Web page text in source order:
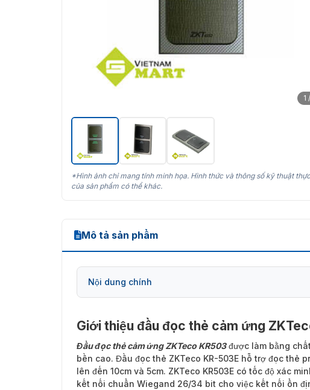
1
*Hình ảnh chỉ mang tính minh họa. Hình thức và thông số kỹ thuật
của sản phẩm có thể khác.
Mô tả sản phẩm
Nội dung chính
Giới thiệu đầu đọc thẻ cảm ứng
Đầu đọc thẻ cảm ứng ZKTeco KR503được làm bằng
bền cao. Đầu đọc thẻ ZKTeco KR-503E hỗ trợ đọc thẻ
lên đến 10cm và 5cm. ZKTeco KR503E có tốc độ xác
kết nối chuẩn Wiegand 26/34 bit cho việc kết nối ổn